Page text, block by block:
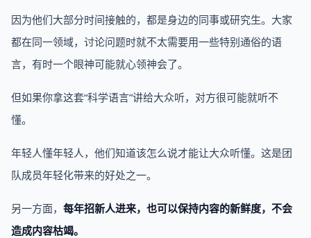
因为他们大部分时间接触的，都是身边的同事或研究生。大家
都在同一领域，讨论问题时就不太需要用一些特别通俗的语
言，有时一个眼神可能就心领神会了。
但如果你拿这套“科学语言”讲给大众听，对方很可能就听不
懂。
年轻人懂年轻人，他们知道该怎么说才能让大众听懂。这是团
队成员年轻化带来的好处之一。
另一方面， 每年招新人进来，也可以保持内容的新鲜度，不会
造成内容枯竭。